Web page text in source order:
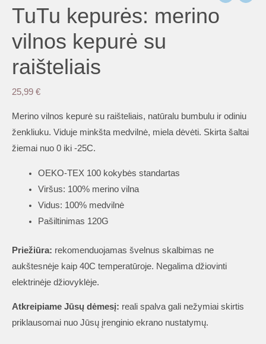
TuTu kepurės: merino
vilnos kepurė su
raišteliais
25,99 €
Merino vilnos kepurė su raišteliais, natūralu bumbulu ir odiniu
ženkliuku. Viduje minkšta medvilnė, miela dėvėti. Skirta šaltai
žiemai nuo 0 iki -25C.
OEKO-TEX 100 kokybės standartas
Viršus: 100% merino vilna
Vidus: 100% medvilnė
Pašiltinimas 120G
Priežiūra: rekomenduojamas švelnus skalbimas ne
aukštesnėje kaip 40C temperatūroje. Negalima džiovinti
elektrinėje džiovyklėje.
Atkreipiame Jūsų dėmesį: reali spalva gali nežymiai skirtis
priklausomai nuo Jūsų įrenginio ekrano nustatymų.